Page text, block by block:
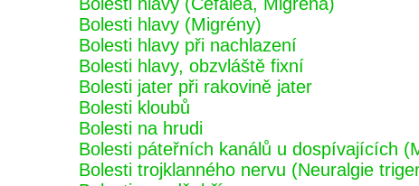
Bolesti hlavy (Migrény)
Bolesti hlavy při nachlazení
Bolesti hlavy, obzvláště fixní
Bolesti jater při rakovině jater
Bolesti kloubů
Bolesti na hrudi
Bolesti páteřních kanálů u dospívajících
Bolesti trojklanného nervu (Neuralgie